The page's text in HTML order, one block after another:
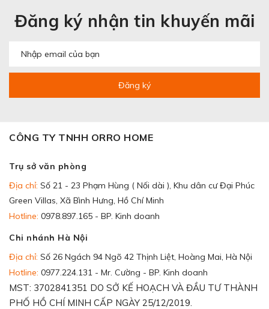
Đăng ký nhận tin khuyến mãi
Đăng ký
CÔNG TY TNHH ORRO HOME
Trụ sở văn phòng
Địa chỉ: Số 21 - 23 Phạm Hùng ( Nối dài ), Khu dân cư Đại Phúc
Green Villas, Xã Bình Hưng, Hồ Chí Minh
Hotline: 0978.897.165 - BP. Kinh doanh
Chi nhánh Hà Nội
Địa chỉ: Số 26 Ngách 94 Ngõ 42 Thịnh Liệt, Hoàng Mai, Hà Nội
Hotline: 0977.224.131 - Mr. Cường - BP. Kinh doanh
MST: 3702841351 DO SỞ KẾ HOẠCH VÀ ĐẦU TƯ THÀNH
PHỐ HỒ CHÍ MINH CẤP NGÀY 25/12/2019.